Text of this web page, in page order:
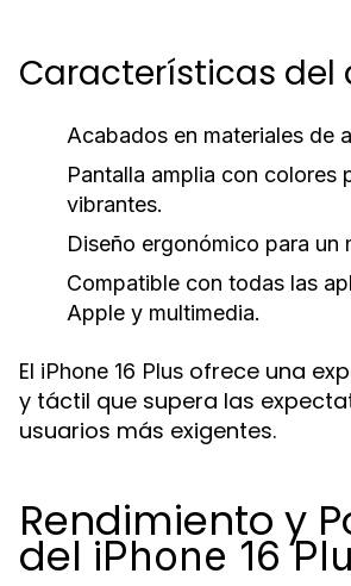
Características del
Acabados en materiales de
Pantalla amplia con colores
vibrantes.
Diseño ergonómico para un
Compatible con todas las
Apple y multimedia.
El iPhone 16 Plus ofrece una
y táctil que supera las
usuarios más exigentes.
Rendimiento y
del iPhone 16